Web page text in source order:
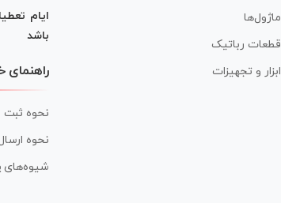
ماژول‌ها
قطعات رباتیک
ابزار و تجهیزات
ایام
باشد
راهنمای
نحوه
نحوه
شیوه‌های